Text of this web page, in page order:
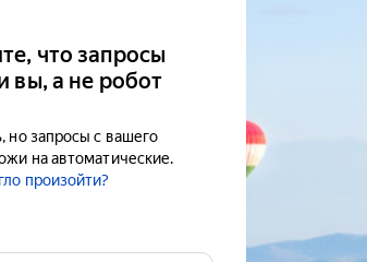
что запросы
вы, а не робот
но запросы с вашего
на автоматические.
произойти?